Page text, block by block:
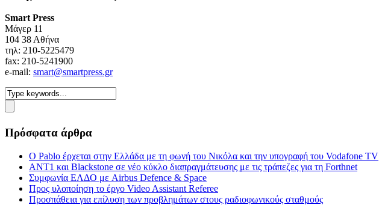
Smart Press
Mάγερ 11
104 38 Αθήνα
τηλ: 210-5225479
fax: 210-5241900
e-mail: smart@smartpress.gr
Πρόσφατα άρθρα
Ο Pablo έρχεται στην Ελλάδα με τη φωνή του Νικόλα και την υπογραφή του Vodafone TV
ΑΝΤ1 και Blackstone σε νέο κύκλο διαπραγμάτευσης με τις τράπεζες για τη Forthnet
Συμφωνία ΕΛΔΟ με Airbus Defence & Space
Προς υλοποίηση το έργο Video Assistant Referee
Προσπάθεια για επίλυση των προβλημάτων στους ραδιοφωνικούς σταθμούς